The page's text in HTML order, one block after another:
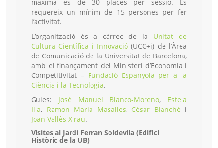
màxima és de 30 places per sessió. Es
requereix un mínim de 15 persones per fer
l’activitat.
L’organització és a càrrec de la Unitat de
Cultura Científica i Innovació (UCC+i) de l’Àrea
de Comunicació de la Universitat de Barcelona,
amb el finançament del Ministeri d’Economia i
Competitivitat – Fundació Espanyola per a la
Ciència i la Tecnologia.
Guies: José Manuel Blanco-Moreno, Estela
Illa, Ramon Maria Masalles, Cèsar Blanché i
Joan Vallès Xirau.
Visites al Jardí Ferran Soldevila (Edifici
Històric de la UB)